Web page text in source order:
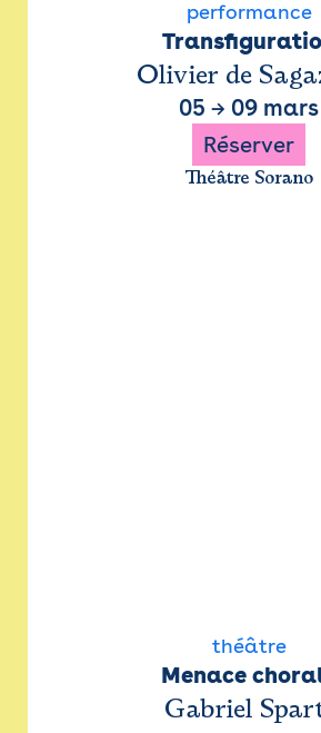
performance
Olivier de
05 → 09 mars
Réserver
Théâtre Sorano
théâtre
Menace
Gabriel